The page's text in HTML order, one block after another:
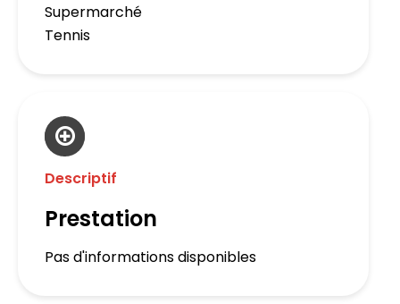
Supermarché
Tennis
Descriptif
Prestation
Pas d'informations disponibles